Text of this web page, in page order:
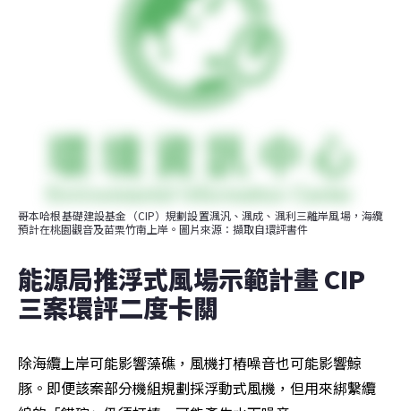
哥本哈根基礎建設基金（CIP）規劃設置渢汎、渢成、渢利三離岸風場，海纜
預計在桃園觀音及苗栗竹南上岸。圖片來源：擷取自環評書件
能源局推浮式風場示範計畫 CIP
三案環評二度卡關
除海纜上岸可能影響藻礁，風機打樁噪音也可能影響鯨
豚。即便該案部分機組規劃採浮動式風機，但用來綁繫纜